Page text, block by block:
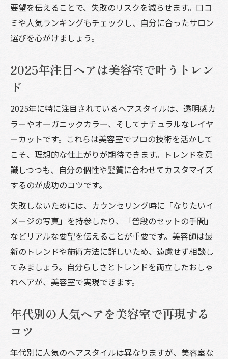
要望を伝えることで、失敗のリスクを減らせます。口コ
ミや人気ランキングもチェックし、自分に合ったサロン
選びを心がけましょう。
2025年注目ヘアは美容室で叶うトレン
ド
2025年に特に注目されているヘアスタイルは、透明感カ
ラーやオーガニックカラー、そしてナチュラルなレイヤ
ーカットです。これらは美容室でプロの技術を活かして
こそ、理想的な仕上がりが期待できます。トレンドを意
識しつつも、自分の個性や髪質に合わせてカスタマイズ
するのが成功のコツです。
失敗しないためには、カウンセリング時に「なりたいイ
メージの写真」を持参したり、「普段のセットの手間」
などリアルな要望を伝えることが重要です。美容師は最
新のトレンドや施術方法に詳しいため、遠慮せず相談し
てみましょう。自分らしさとトレンドを両立したおしゃ
れヘアが、美容室で実現できます。
年代別の人気ヘアを美容室で再現する
コツ
年代別に人気のヘアスタイルは異なりますが、美容室な